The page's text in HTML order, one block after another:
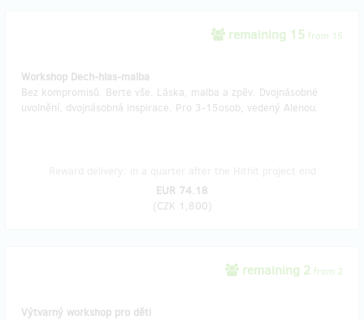
remaining 15 from 15
Workshop Dech-hlas-malba
Bez kompromisů. Berte vše. Láska, malba a zpěv. Dvojnásobné
uvolnění, dvojnásobná inspirace. Pro 3-15osob, vedený Alenou.
EUR 74.18
(CZK 1,800)
remaining 2 from 2
Výtvarný workshop pro děti